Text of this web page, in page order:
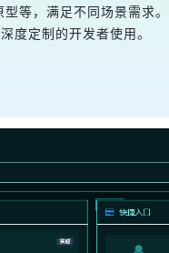
等，满足不同场景需求
度定制的开发者使用。